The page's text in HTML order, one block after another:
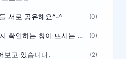
서로 공유해요^-^ (0)
사이트 이용 중 사람인지 확인하는 창이 뜨시는 분은 알려주세요 (0)
보고 있습니다. (2)